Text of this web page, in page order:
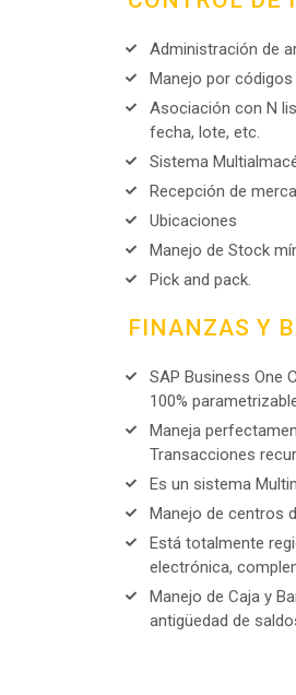
Administración de
Manejo por códigos
Asociación con N
fecha, lote, etc.
Sistema
Recepción de
Ubicaciones
Manejo de Stock
Pick and pack.
FINANZAS Y
SAP Business One
100%
Maneja
Transacciones
Es un sistema
Manejo de centros
Está totalmente
electrónica,
Manejo de Caja y
antigüedad de